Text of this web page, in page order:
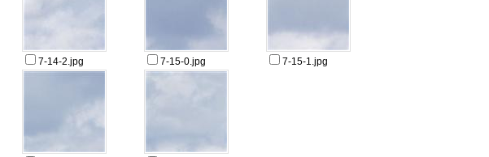
7-14-2.jpg 7-15-0.jpg 7-15-1.jpg